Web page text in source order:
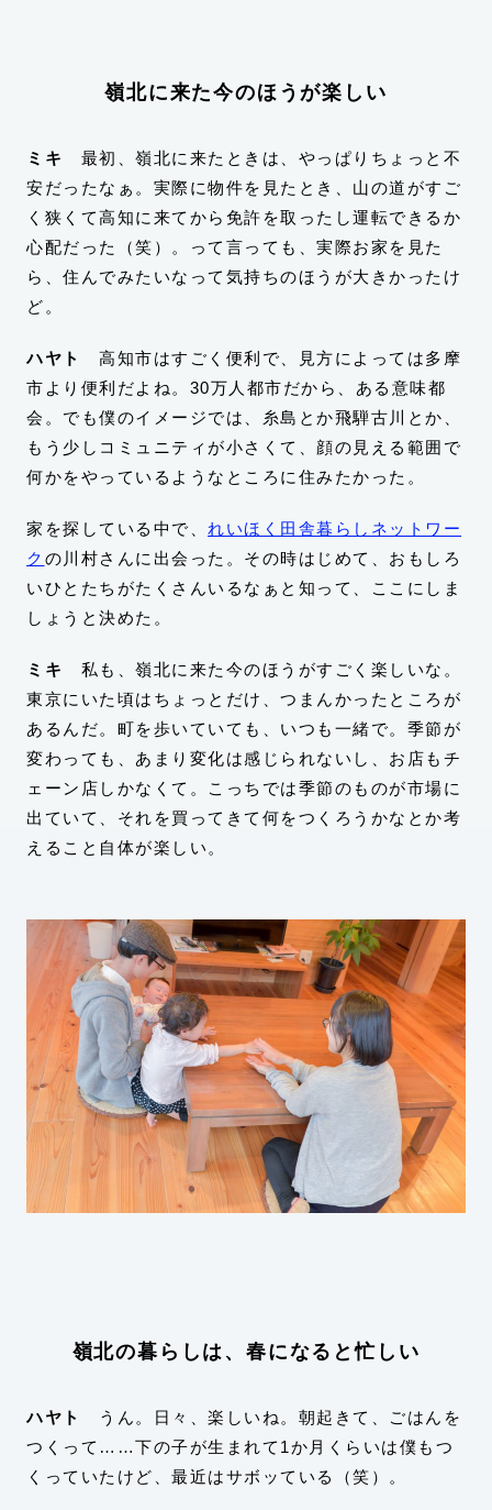
嶺北に来た今のほうが楽しい
ミキ
最初、嶺北に来たときは、やっぱりちょっと不
安だったなぁ。実際に物件を見たとき、山の道がすご
く狭くて高知に来てから免許を取ったし運転できるか
心配だった（笑）。って言っても、実際お家を見た
ら、住んでみたいなって気持ちのほうが大きかったけ
ど。
ハヤト
高知市はすごく便利で、見方によっては多摩
市より便利だよね。30万人都市だから、ある意味都
会。でも僕のイメージでは、糸島とか飛騨古川とか、
もう少しコミュニティが小さくて、顔の見える範囲で
何かをやっているようなところに住みたかった。
家を探している中で、 れいほく田舎暮らしネットワー
ク の川村さんに出会った。その時はじめて、おもしろ
いひとたちがたくさんいるなぁと知って、ここにしま
しょうと決めた。
ミキ
私も、嶺北に来た今のほうがすごく楽しいな。
東京にいた頃はちょっとだけ、つまんかったところが
あるんだ。町を歩いていても、いつも一緒で。季節が
変わっても、あまり変化は感じられないし、お店もチ
ェーン店しかなくて。こっちでは季節のものが市場に
出ていて、それを買ってきて何をつくろうかなとか考
えること自体が楽しい。
嶺北の暮らしは、春になると忙しい
ハヤト
うん。日々、楽しいね。朝起きて、ごはんを
つくって……下の子が生まれて1か月くらいは僕もつ
くっていたけど、最近はサボッている（笑）。